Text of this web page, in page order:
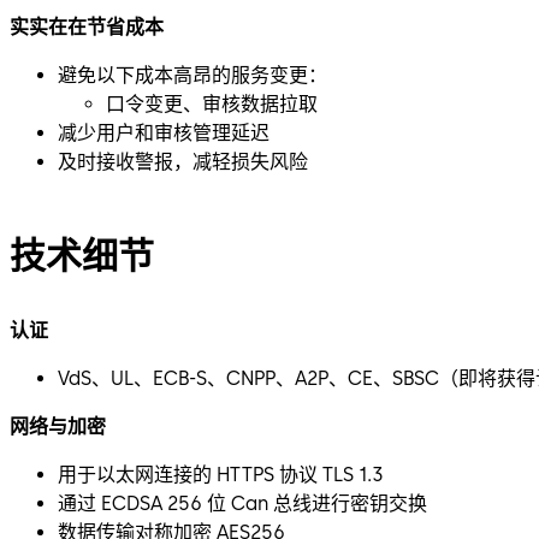
实实在在节省成本
避免以下成本高昂的服务变更：
口令变更、审核数据拉取
减少用户和审核管理延迟
及时接收警报，减轻损失风险
技术细节
认证
VdS、UL、ECB-S、CNPP、A2P、CE、SBSC（即将获
网络与加密
用于以太网连接的 HTTPS 协议 TLS 1.3
通过 ECDSA 256 位 Can 总线进行密钥交换
数据传输对称加密 AES256